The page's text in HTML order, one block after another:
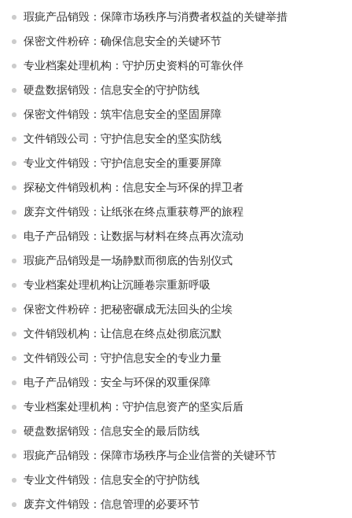
瑕疵产品销毁：保障市场秩序与消费者权益的关键举措
保密文件粉碎：确保信息安全的关键环节
专业档案处理机构：守护历史资料的可靠伙伴
硬盘数据销毁：信息安全的守护防线
保密文件销毁：筑牢信息安全的坚固屏障
文件销毁公司：守护信息安全的坚实防线
专业文件销毁：守护信息安全的重要屏障
探秘文件销毁机构：信息安全与环保的捍卫者
废弃文件销毁：让纸张在终点重获尊严的旅程
电子产品销毁：让数据与材料在终点再次流动
瑕疵产品销毁是一场静默而彻底的告别仪式
专业档案处理机构让沉睡卷宗重新呼吸
保密文件粉碎：把秘密碾成无法回头的尘埃
文件销毁机构：让信息在终点处彻底沉默
文件销毁公司：守护信息安全的专业力量
电子产品销毁：安全与环保的双重保障
专业档案处理机构：守护信息资产的坚实后盾
硬盘数据销毁：信息安全的最后防线
瑕疵产品销毁：保障市场秩序与企业信誉的关键环节
专业文件销毁：信息安全的守护防线
废弃文件销毁：信息管理的必要环节